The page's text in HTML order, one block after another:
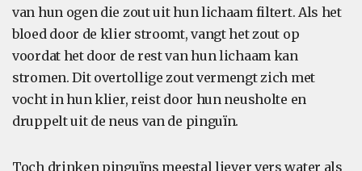
van hun ogen die zout uit hun lichaam filtert. Als het
bloed door de klier stroomt, vangt het zout op
voordat het door de rest van hun lichaam kan
stromen. Dit overtollige zout vermengt zich met
vocht in hun klier, reist door hun neusholte en
druppelt uit de neus van de pinguïn.
Toch drinken pinguïns meestal liever vers water als